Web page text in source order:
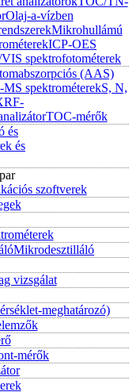
Olaj-a-vízben
Mikrohullámú
ICP-OES
spektrofotométerek
(AAS)
MS spektrométerekS, N,
TOC-mérők
és
és
szoftverek
Mikrodesztilláló
vizsgálat
meghatározó)
mérők